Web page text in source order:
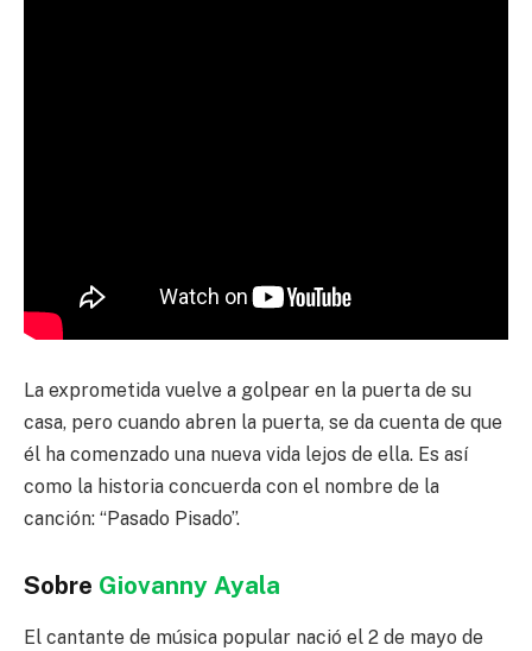
La exprometida vuelve a golpear en la puerta de su
casa, pero cuando abren la puerta, se da cuenta de que
él ha comenzado una nueva vida lejos de ella. Es así
como la historia concuerda con el nombre de la
canción: “Pasado Pisado”.
Sobre Giovanny Ayala
El cantante de música popular nació el 2 de mayo de